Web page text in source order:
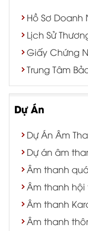
Hồ Sơ Doanh
Lịch Sử
Giấy Chứng
Trung Tâm
Dự Án
Dự Án Âm
Dự án âm
Âm thanh
Âm thanh hội
Âm thanh
Âm thanh